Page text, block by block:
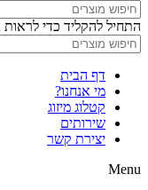
התחיל להקליד כדי
דף הבית
מי אנחנו?
קטלוג מיזוג
שירותים
יצירת קשר
Menu